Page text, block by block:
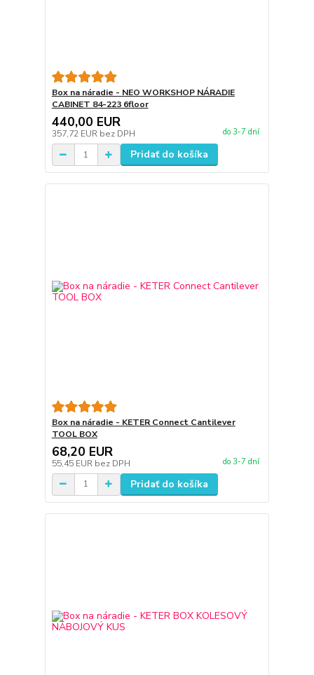
Box na náradie - NEO WORKSHOP NÁRADIE
CABINET 84-223 6floor
440,00 EUR
357,72 EUR bez DPH do 3-7 dní
Pridať do košíka
Box na náradie - KETER Connect Cantilever
TOOL BOX
68,20 EUR
55,45 EUR bez DPH do 3-7 dní
Pridať do košíka